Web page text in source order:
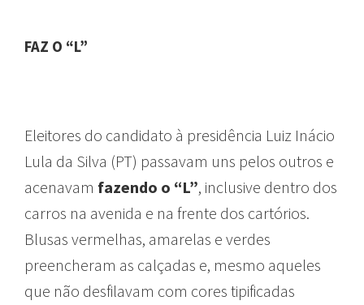
FAZ O “L”
Eleitores do candidato à presidência Luiz Inácio
Lula da Silva (PT) passavam uns pelos outros e
acenavam fazendo o “L”, inclusive dentro dos
carros na avenida e na frente dos cartórios.
Blusas vermelhas, amarelas e verdes
preencheram as calçadas e, mesmo aqueles
que não desfilavam com cores tipificadas